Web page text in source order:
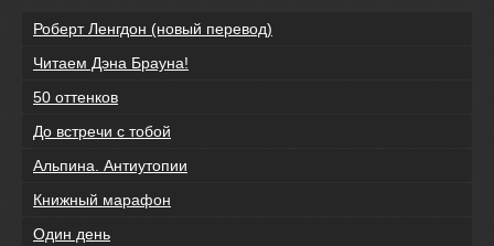
Роберт Ленгдон (новый перевод)
Читаем Дэна Брауна!
50 оттенков
До встречи с тобой
Альпина. Антиутопии
Книжный марафон
Один день